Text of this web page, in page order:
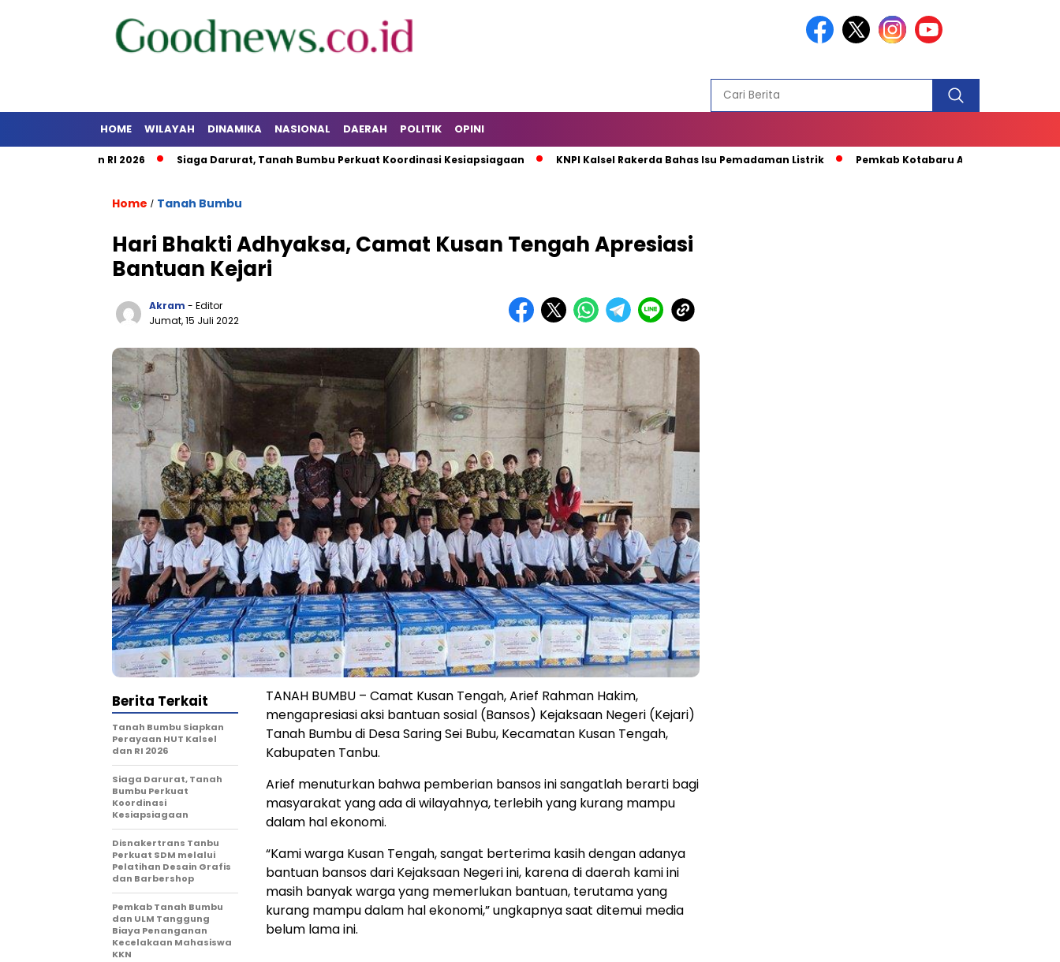
HOME WILAYAH DINAMIKA NASIONAL DAERAH POLITIK OPINI
Siaga Darurat, Tanah Bumbu Perkuat Koordinasi Kesiapsiagaan KNPI Kalsel Rakerda Bahas Isu Pemadaman Listrik Pemkab Kotabaru Apresiasi Kunjungan Kapal
Home / Tanah Bumbu
Hari Bhakti Adhyaksa, Camat Kusan Tengah Apresiasi
Bantuan Kejari
Akram - Editor
Jumat, 15 Juli 2022
TANAH BUMBU – Camat Kusan Tengah, Arief Rahman Hakim,
mengapresiasi aksi bantuan sosial (Bansos) Kejaksaan Negeri (Kejari)
Tanah Bumbu di Desa Saring Sei Bubu, Kecamatan Kusan Tengah,
Kabupaten Tanbu.
Arief menuturkan bahwa pemberian bansos ini sangatlah berarti bagi
masyarakat yang ada di wilayahnya, terlebih yang kurang mampu
dalam hal ekonomi.
“Kami warga Kusan Tengah, sangat berterima kasih dengan adanya
bantuan bansos dari Kejaksaan Negeri ini, karena di daerah kami ini
masih banyak warga yang memerlukan bantuan, terutama yang
kurang mampu dalam hal ekonomi,” ungkapnya saat ditemui media
belum lama ini.
Berita Terkait
Tanah Bumbu Siapkan
Perayaan HUT Kalsel
dan RI 2026
Siaga Darurat, Tanah
Bumbu Perkuat
Koordinasi
Kesiapsiagaan
Disnakertrans Tanbu
Perkuat SDM melalui
Pelatihan Desain Grafis
dan Barbershop
Pemkab Tanah Bumbu
dan ULM Tanggung
Biaya Penanganan
Kecelakaan Mahasiswa
KKN